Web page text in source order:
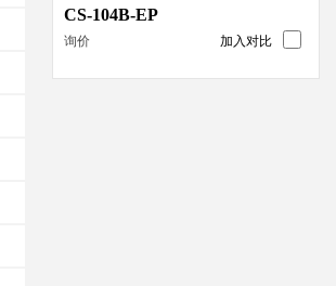
CS-104B-EP
询价 加入对比